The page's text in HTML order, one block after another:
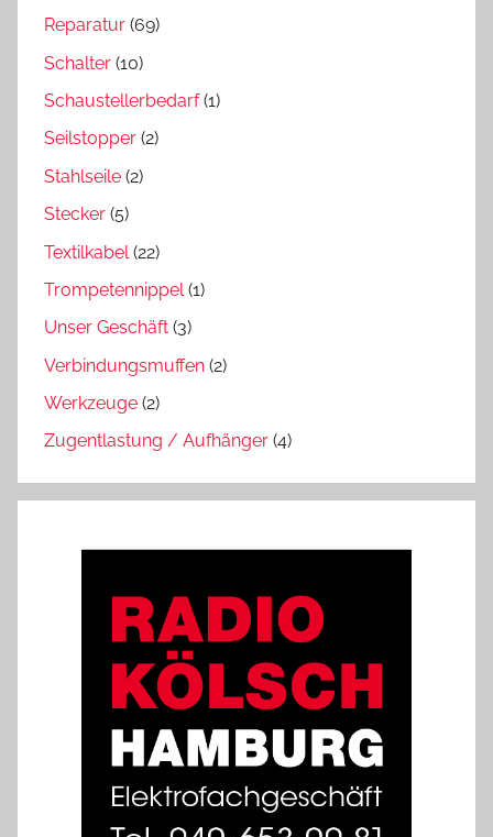
Reparatur (69)
Schalter (10)
Schaustellerbedarf(1)
Seilstopper (2)
Stahlseile (2)
Stecker (5)
Textilkabel (22)
Trompetennippel(1)
Unser Geschäft (3)
Verbindungsmuffen (2)
Werkzeuge (2)
Zugentlastung / Aufhänger (4)